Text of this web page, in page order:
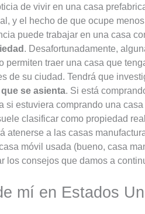
de vivir en una casa
y el hecho de que ocupe
puede trabajar en una casa
. Desafortunadamente,
traer una casa que
de su ciudad. Tendrá que
se asienta. Si está
estuviera comprando una
clasificar como propiedad
atenerse a las casas
móvil usada (bueno, casa
los consejos que damos a
mí en Estados